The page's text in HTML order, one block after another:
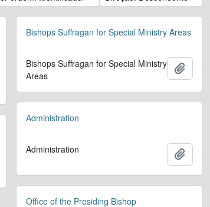
à área de transferência
Bishops Suffragan for Special Ministry Areas
Bishops Suffragan for Special Ministry
Areas
Administration
Administration
à área de transferência
Office of the Presiding Bishop